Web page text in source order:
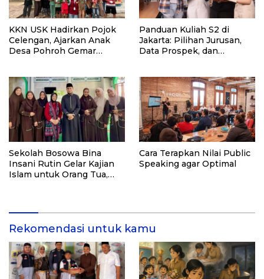
KKN USK Hadirkan Pojok
Celengan, Ajarkan Anak
Desa Pohroh Gemar
Panduan Kuliah S2 di
Jakarta: Pilihan Jurusan,
Data Prospek, dan
Sekolah Bosowa Bina
Insani Rutin Gelar Kajian
Islam untuk Orang Tua,
Cara Terapkan Nilai Public
Speaking agar Optimal
Rekomendasi untuk kamu